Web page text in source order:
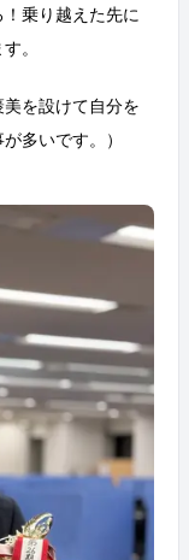
乗り越えた先に
。
を設けて自分を
多いです。）